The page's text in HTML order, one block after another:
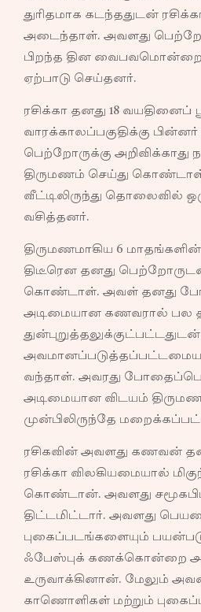
துரிதமாக கடந்ததுடன்
அடைந்தாள். அவளது
பிறந்த தின
ஏற்பாடு செய்தனர்.
ரசிக்கா தனது 18 வயதினைப்
வாரக்காலப்பகுதிக்கு
பெற்றோருக்கு
திருமணம் செய்து
வீட்டிலிருந்து தொலைவில்
வசித்தனர்.
திருமணமாகிய 6 மாதங்களின்
திடீரென தனது
கொண்டாள். அவள் தனது
அடிமையான கணவரால் பல
வந்தாள். அவரது
அடிமையான விடயம்
முன்பிலிருந்தே
ரசிகவின் அவளது கணவன்
ரசிக்கா விலகியமையால்
கொண்டான். அவளது
திட்டமிட்டார். அவளது
புகைப்படங்களையும்
ஃபேஸ்புக் கணக்கொன்றை
உருவாக்கினான். மேலும்
காணொளிகள் மற்றும்